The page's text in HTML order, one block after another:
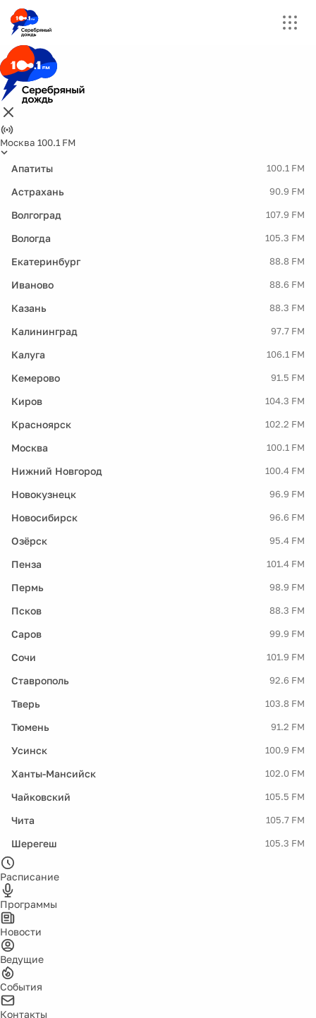
Москва 100.1 FM
Апатиты 100.1 FM
Астрахань 90.9 FM
Волгоград 107.9 FM
Вологда 105.3 FM
Екатеринбург 88.8 FM
Иваново 88.6 FM
Казань 88.3 FM
Калининград 97.7 FM
Калуга 106.1 FM
Кемерово 91.5 FM
Киров 104.3 FM
Красноярск 102.2 FM
Москва 100.1 FM
Нижний Новгород 100.4 FM
Новокузнецк 96.9 FM
Новосибирск 96.6 FM
Озёрск 95.4 FM
Пенза 101.4 FM
Пермь 98.9 FM
Псков 88.3 FM
Саров 99.9 FM
Сочи 101.9 FM
Ставрополь 92.6 FM
Тверь 103.8 FM
Тюмень 91.2 FM
Усинск 100.9 FM
Ханты-Мансийск 102.0 FM
Чайковский 105.5 FM
Чита 105.7 FM
Шерегеш 105.3 FM
Расписание
Программы
Новости
Ведущие
События
Контакты